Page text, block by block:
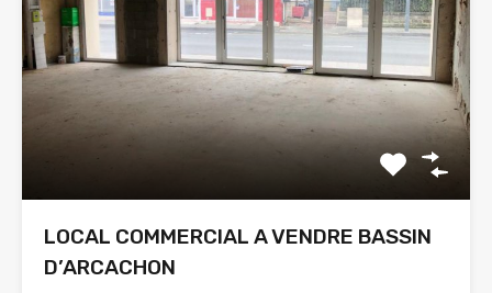
LOCAL COMMERCIAL A VENDRE BASSIN
D’ARCACHON